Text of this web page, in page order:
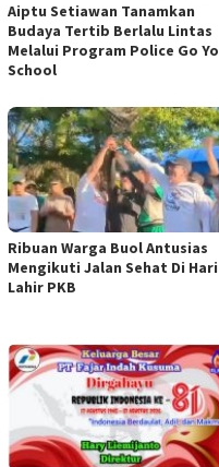
Aiptu Setiawan Tanamkan
Budaya Tertib Berlalu Lintas
Melalui Program Police Go Yo
School
Ribuan Warga Buol Antusias
Mengikuti Jalan Sehat Di Hari
Lahir PKB